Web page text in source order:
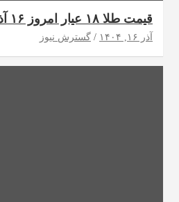
قیمت طلا ۱۸ عیار امروز ۱۶ آذر اعلام شد + جدول
آذر ۱۶, ۱۴۰۴ گسترش نیوز